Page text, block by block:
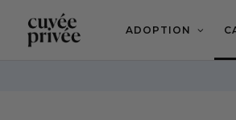
contenu
principal
ADOPTION